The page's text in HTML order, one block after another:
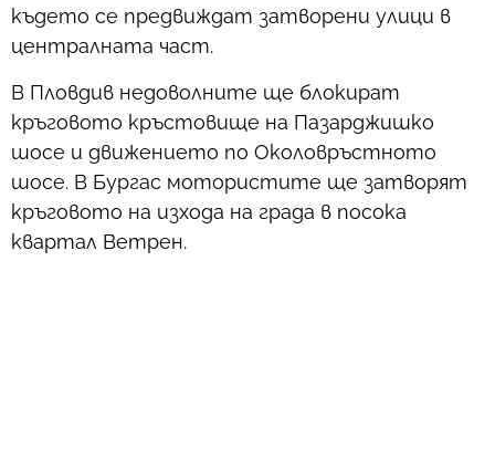
където се предвиждат затворени улици в
централната част.
В Пловдив недоволните ще блокират
кръговото кръстовище на Пазарджишко
шосе и движението по Околовръстното
шосе. В Бургас мотористите ще затворят
кръговото на изхода на града в посока
квартал Ветрен.